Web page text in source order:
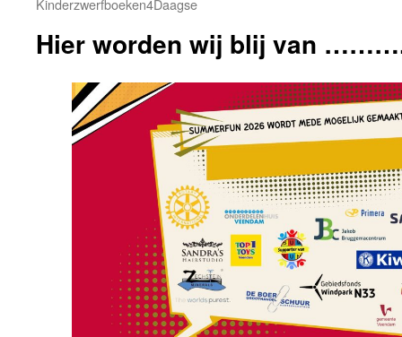
Kinderzwerfboeken4Daagse
Hier worden wij blij van